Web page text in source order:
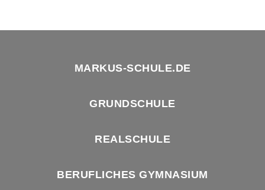
MARKUS-SCHULE.DE
GRUNDSCHULE
REALSCHULE
BERUFLICHES GYMNASIUM